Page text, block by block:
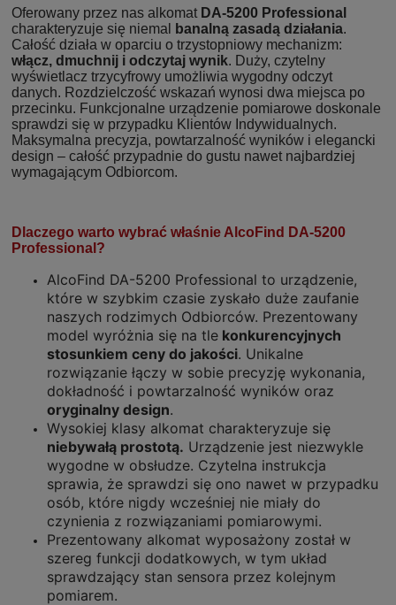
Oferowany przez nas alkomat DA-5200 Professional
charakteryzuje się niemal
banalną zasadą działania.
Całość działa w oparciu o trzystopniowy mechanizm:
włącz, dmuchnij i odczytaj wynik. Duży, czytelny
wyświetlacz trzycyfrowy umożliwia wygodny odczyt
danych. Rozdzielczość wskazań wynosi dwa miejsca po
przecinku. Funkcjonalne urządzenie pomiarowe doskonale
sprawdzi się w przypadku Klientów Indywidualnych.
Maksymalna precyzja, powtarzalność wyników i elegancki
design – całość przypadnie do gustu nawet najbardziej
wymagającym Odbiorcom.
Dlaczego warto wybrać właśnie AlcoFind DA-5200
Professional?
AlcoFind DA-5200 Professional to urządzenie,
które w szybkim czasie zyskało duże zaufanie
naszych rodzimych Odbiorców. Prezentowany
model wyróżnia się na tle konkurencyjnych
stosunkiem ceny do jakości. Unikalne
rozwiązanie łączy w sobie precyzję wykonania,
dokładność i powtarzalność wyników oraz
oryginalny design.
Wysokiej klasy alkomat charakteryzuje się
niebywałą prostotą. Urządzenie jest niezwykle
wygodne w obsłudze. Czytelna instrukcja
sprawia, że sprawdzi się ono nawet w przypadku
osób, które nigdy wcześniej nie miały do
czynienia z rozwiązaniami pomiarowymi.
Prezentowany alkomat wyposażony został w
szereg funkcji dodatkowych, w tym układ
sprawdzający stan sensora przez kolejnym
pomiarem.